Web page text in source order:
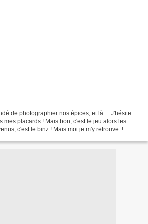
de photographier nos épices, et là ... J'hésite...
mes placards ! Mais bon, c'est le jeu alors les
c'est le binz ! Mais moi je m'y retrouve..!